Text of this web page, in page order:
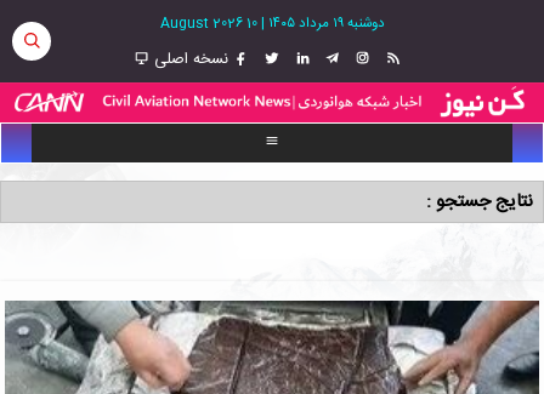
دوشنبه ۱۹ مرداد ۱۴۰۵ |
10 August 2026
نسخه اصلی
نتایج جستجو :